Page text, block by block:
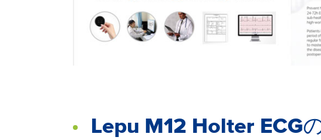
Lepu M12 Holter ECG